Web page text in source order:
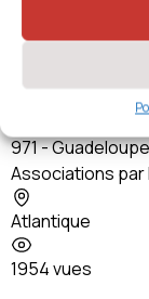
Génésis
971 - Guadeloupe
Associations par
Atlantique
1954 vues